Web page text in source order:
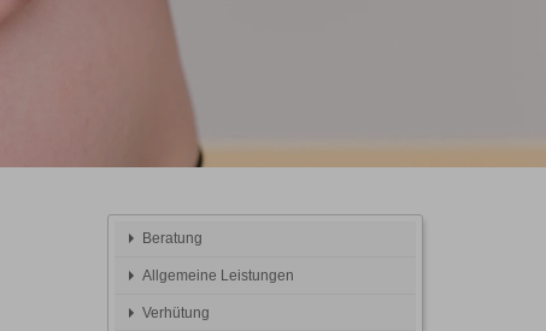
Beratung
Allgemeine Leistungen
Verhütung